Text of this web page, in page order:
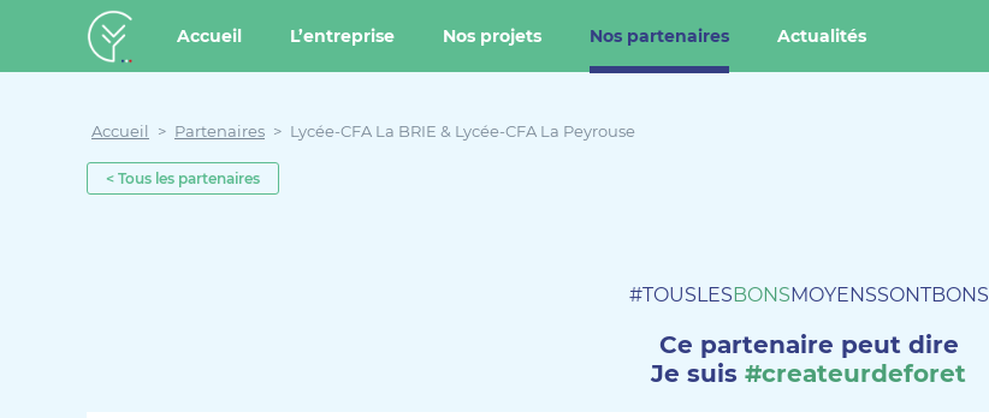
Créateur de forêt
Accueil L’entreprise Nos projets Nos partenaires Actualités
Accueil > Partenaires > Lycée-CFA La BRIE & Lycée-CFA La Peyrouse
< Tous les partenaires
#TOUSLESBONSMOYENSSONTBONS
Ce partenaire peut dire
Je suis #createurdeforet